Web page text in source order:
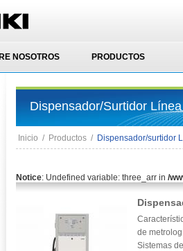
NOSOTROS PRODUCTOS
Dispensador/surtidor
Inicio / Productos / Dispensador/surtidor
Notice: Undefined variable: three_arr in /
de
Sistemas